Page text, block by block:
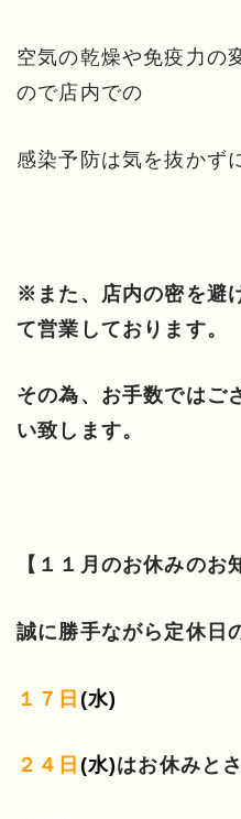
空気の乾燥や免疫力の
ので店内での
感染予防は気を抜かず
※また、店内の密を避
て営業しております。
その為、お手数ではご
い致します。
【１１月のお休みのお
誠に勝手ながら定休日
１７日 (水)
２４日 (水)はお休みと